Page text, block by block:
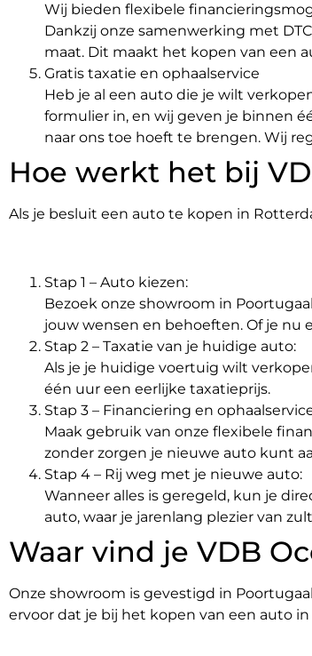
Wij bieden flexibele
Dankzij onze samenwerking met
maat. Dit maakt het kopen van een
Gratis taxatie en ophaalservice
Heb je al een auto die je wilt
formulier in, en wij geven je binnen
naar ons toe hoeft te brengen. Wij
Hoe werkt het bij
Als je besluit een auto te kopen in
Stap 1 – Auto kiezen:
Bezoek onze showroom in
jouw wensen en behoeften. Of je nu
Stap 2 – Taxatie van je huidige auto:
Als je je huidige voertuig wilt
één uur een eerlijke taxatieprijs.
Stap 3 – Financiering en
Maak gebruik van onze flexibele
zonder zorgen je nieuwe auto kunt
Stap 4 – Rij weg met je nieuwe auto:
Wanneer alles is geregeld, kun je
auto, waar je jarenlang plezier van
Waar vind je VDB
Onze showroom is gevestigd in
ervoor dat je bij het kopen van een auto